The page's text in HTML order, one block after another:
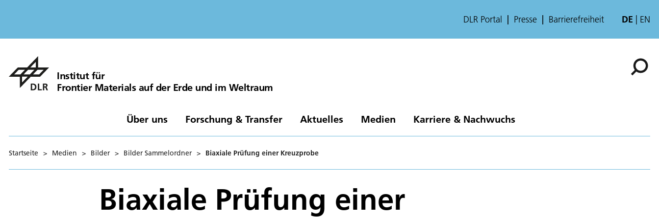
DLR Portal Presse Barrierefreiheit DE EN
Institut für
Frontier Materials auf der Erde und im Weltraum
Über uns Forschung & Transfer Aktuelles Medien Karriere & Nachwuchs
Startseite > Medien > Bilder > Bilder Sammelordner > Biaxiale Prüfung einer Kreuzprobe
Biaxiale Prüfung einer